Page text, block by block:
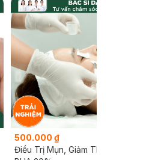
500.000 ₫
Điều Trị Mụn, Giảm Thâm Bằng